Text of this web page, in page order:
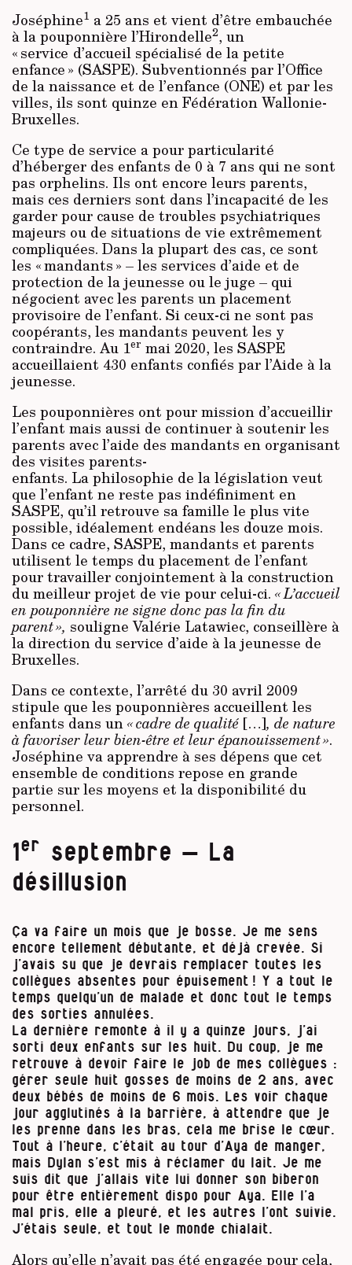
Joséphine1 a 25 ans et vient d’être embauchée
à la pouponnière l’Hirondelle2, un
« service d’accueil spécialisé de la petite
enfance » (SASPE). Subventionnés par l’Office
de la naissance et de l’enfance (ONE) et par les
villes, ils sont quinze en Fédération Wallonie-
Bruxelles.
Ce type de service a pour particularité
d’héberger des enfants de 0 à 7 ans qui ne sont
pas orphelins. Ils ont encore leurs parents,
mais ces derniers sont dans l’incapacité de les
garder pour cause de troubles psychiatriques
majeurs ou de situations de vie extrêmement
compliquées. Dans la plupart des cas, ce sont
les « mandants » – les services d’aide et de
protection de la jeunesse ou le juge – qui
négocient avec les parents un placement
provisoire de l’enfant. Si ceux-ci ne sont pas
coopérants, les mandants peuvent les y
contraindre. Au 1er mai 2020, les SASPE
accueillaient 430 enfants confiés par l’Aide à la
jeunesse.
Les pouponnières ont pour mission d’accueillir
l’enfant mais aussi de continuer à soutenir les
parents avec l’aide des mandants en organisant
des visites parents-
enfants. La philosophie de la législation veut
que l’enfant ne reste pas indéfiniment en
SASPE, qu’il retrouve sa famille le plus vite
possible, idéalement endéans les douze mois.
Dans ce cadre, SASPE, mandants et parents
utilisent le temps du placement de l’enfant
pour travailler conjointement à la construction
du meilleur projet de vie pour celui-ci. « L’accueil
en pouponnière ne signe donc pas la fin du
parent », souligne Valérie Latawiec, conseillère à
la direction du service d’aide à la jeunesse de
Bruxelles.
Dans ce contexte, l’arrêté du 30 avril 2009
stipule que les pouponnières accueillent les
enfants dans un« cadre de qualité […], de nature
à favoriser leur bien-être et leur épanouissement ».
Joséphine va apprendre à ses dépens que cet
ensemble de conditions repose en grande
partie sur les moyens et la disponibilité du
personnel.
1 er
septembre – La
désillusion
Ça va faire un mois que je bosse. Je me sens
encore tellement débutante, et déjà crevée. Si
j’avais su que je devrais remplacer toutes les
collègues absentes pour épuisement ! Y a tout le
temps quelqu’un de
malade et donc tout le temps
des sorties annulées.
La dernière remonte à il y a quinze jours, j’ai
sorti deux enfants sur les huit. Du coup, je me
retrouve à devoir faire le job de mes collègues :
gérer seule huit gosses de moins de 2 ans, avec
deux bébés de moins de 6 mois. Les voir chaque
jour agglutinés à la
barrière,
à attendre que je
les prenne dans les bras, cela me brise le cœur.
Tout à l’heure, c’était au tour d’Aya de
manger,
mais Dylan s’est mis à réclamer du lait. Je me
suis dit que j’allais vite lui donner son biberon
pour être entièrement dispo pour Aya. Elle l’a
mal pris, elle a pleuré, et les autres l’ont suivie.
J’étais seule, et tout le monde chialait.
Alors qu’elle n’avait pas été engagée pour cela,